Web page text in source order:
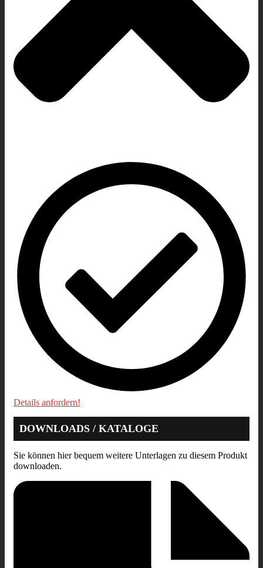
Details anfordern!
DOWNLOADS / KATALOGE
Sie können hier bequem weitere Unterlagen zu diesem Produkt
downloaden.